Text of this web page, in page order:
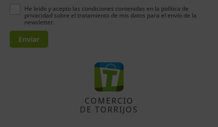
He leído y acepto las condiciones contenidas en la política de
privacidad sobre el tratamiento de mis datos para el envío de la
newsletter.
Enviar
COMERCIO
DE TORRIJOS